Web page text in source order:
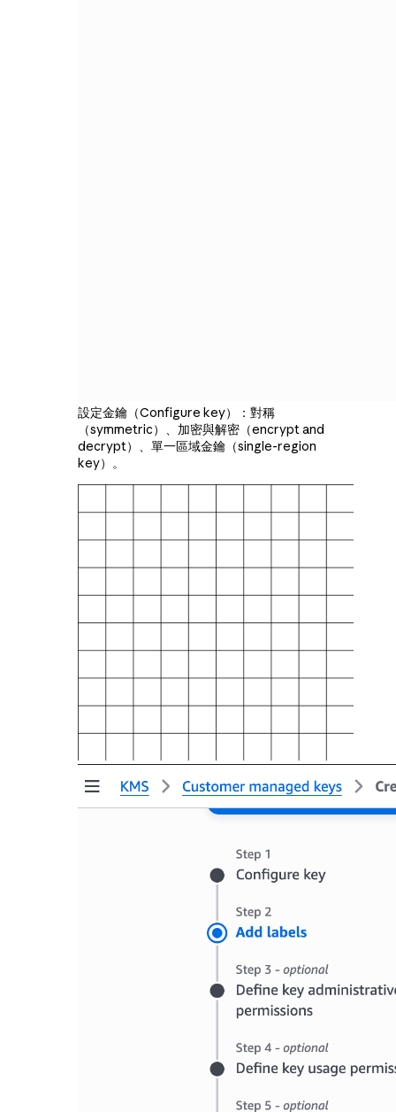
設定金鑰（Configure key）：對稱
（symmetric）、加密與解密（encrypt and
decrypt）、單一區域金鑰（single-region
key）。